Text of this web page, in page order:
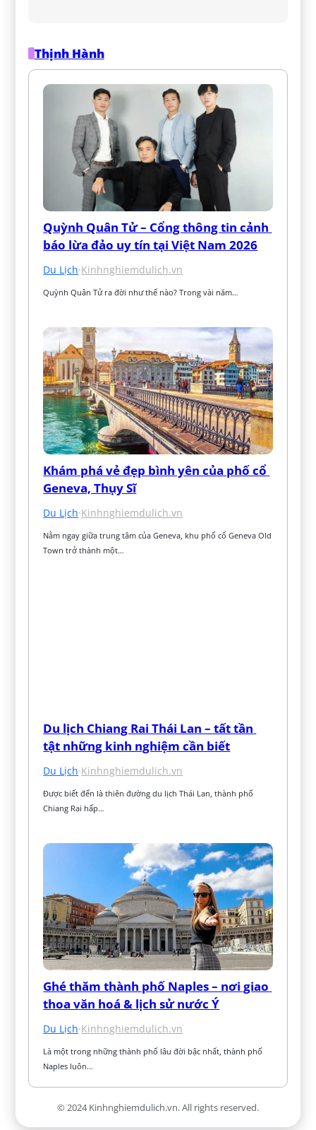
Thịnh Hành
Quỳnh Quân Tử – Cổng thông tin cảnh
báo lừa đảo uy tín tại Việt Nam 2026
Du Lịch·Kinhnghiemdulich.vn
Quỳnh Quân Tử ra đời như thế nào? Trong vài năm…
Khám phá vẻ đẹp bình yên của phố cổ
Geneva, Thụy Sĩ
Du Lịch·Kinhnghiemdulich.vn
Nằm ngay giữa trung tâm của Geneva, khu phố cổ Geneva Old
Town trở thành một…
Du lịch Chiang Rai Thái Lan – tất tần
tật những kinh nghiệm cần biết
Du Lịch·Kinhnghiemdulich.vn
Được biết đến là thiên đường du lịch Thái Lan, thành phố
Chiang Rai hấp…
Ghé thăm thành phố Naples – nơi giao
thoa văn hoá & lịch sử nước Ý
Du Lịch·Kinhnghiemdulich.vn
Là một trong những thành phố lâu đời bậc nhất, thành phố
Naples luôn…
© 2024 Kinhnghiemdulich.vn. All rights reserved.